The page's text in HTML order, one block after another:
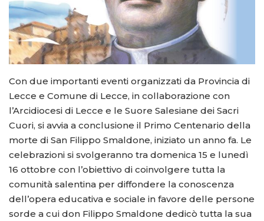
Con due importanti eventi organizzati da Provincia di
Lecce e Comune di Lecce, in collaborazione con
l’Arcidiocesi di Lecce e le Suore Salesiane dei Sacri
Cuori, si avvia a conclusione il Primo Centenario della
morte di San Filippo Smaldone, iniziato un anno fa. Le
celebrazioni si svolgeranno tra domenica 15 e lunedì
16 ottobre con l’obiettivo di coinvolgere tutta la
comunità salentina per diffondere la conoscenza
dell’opera educativa e sociale in favore delle persone
sorde a cui don Filippo Smaldone dedicò tutta la sua